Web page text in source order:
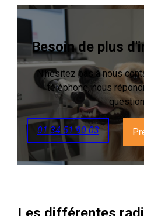
Besoin de plus
N'hésitez pas à nous
téléphone, nous
01 34 51 90 03